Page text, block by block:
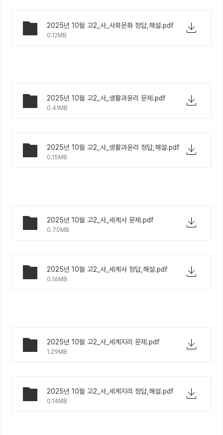
2025년 10월 고2_사_사회문화 정답,해설.pdf
0.12MB
2025년 10월 고2_사_생활과윤리 문제.pdf
0.41MB
2025년 10월 고2_사_생활과윤리 정답,해설.pdf
0.15MB
2025년 10월 고2_사_세계사 문제.pdf
0.70MB
2025년 10월 고2_사_세계사 정답,해설.pdf
0.16MB
2025년 10월 고2_사_세계지리 문제.pdf
1.29MB
2025년 10월 고2_사_세계지리 정답,해설.pdf
0.14MB